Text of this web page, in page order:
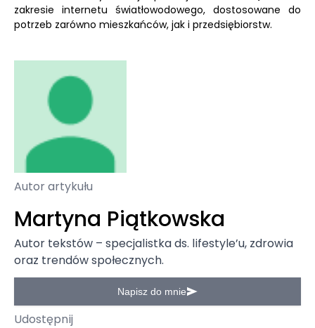
zakresie internetu światłowodowego, dostosowane do
potrzeb zarówno mieszkańców, jak i przedsiębiorstw.
Autor artykułu
Martyna Piątkowska
Autor tekstów – specjalistka ds. lifestyle’u, zdrowia
oraz trendów społecznych.
Napisz do mnie
Udostępnij